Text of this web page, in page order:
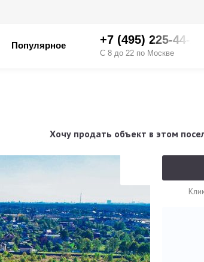
Популярное +7 (495) 225-44-XX
С 8 до 22 по Москве
Хочу продать объект в этом